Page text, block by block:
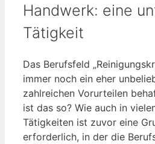
Handwerk: eine
Tätigkeit
Das Berufsfeld
immer noch ein eher
zahlreichen Vorurteilen
ist das so? Wie auch in
Tätigkeiten ist zuvor eine
erforderlich, in der die